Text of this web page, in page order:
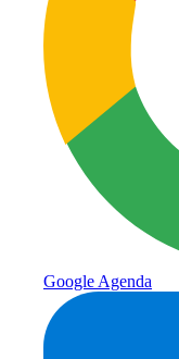
Google Agenda